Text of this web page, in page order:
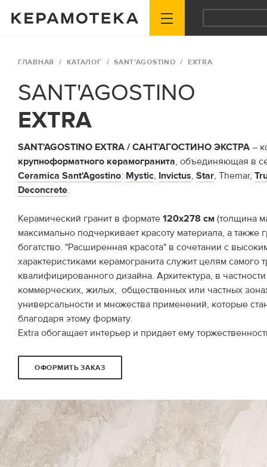
ГЛАВНАЯ КАТАЛОГ SANT'AGOSTINO EXTRA
SANT'AGOSTINO
EXTRA
SANT'AGOSTINO EXTRA / САНТ'АГОСТИНО ЭКСТРА –
крупноформатного керамогранита, объединяющая в
Ceramica Sant'Agostino: Mystic, Invictus, Star, Themar,
Deconcrete.
Керамический гранит в формате 120х278 см (толщина
максимально подчеркивает красоту материала, а также
богатство. "Расширенная красота" в сочетании с
характеристиками керамогранита служит целям самого
квалифицированного дизайна. Архитектура, в
коммерческих, жилых, общественных или частных
универсальности и множества применений, которые
благодаря этому формату.
Extra обогащает интерьер и придает ему
ОФОРМИТЬ ЗАКАЗ